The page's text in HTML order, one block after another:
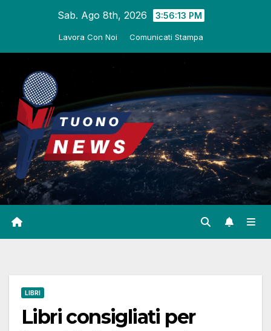
Sab. Ago 8th, 2026 3:56:14 PM
Lavora Con Noi Comunicati Stampa
LIBRI
Libri consigliati per